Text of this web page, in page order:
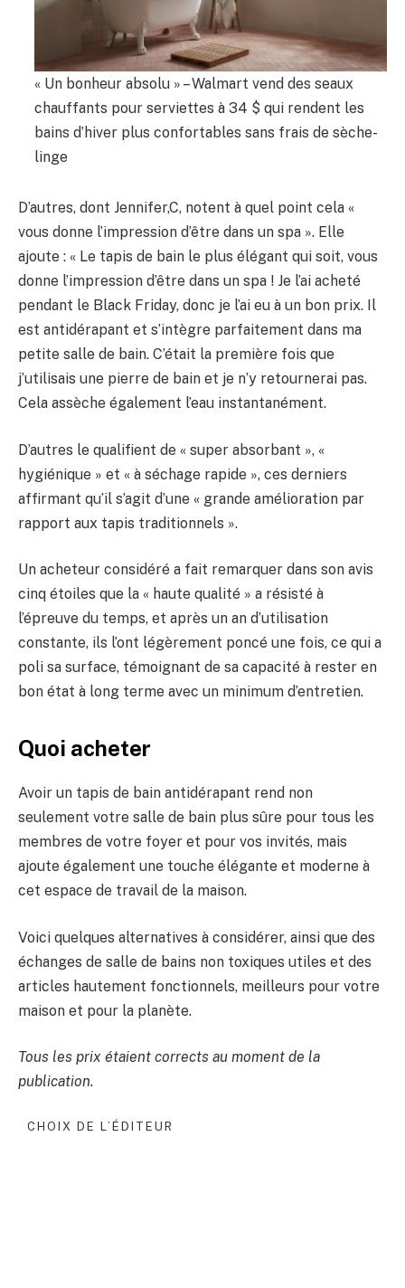
« Un bonheur absolu » – Walmart vend des seaux
chauffants pour serviettes à 34 $ qui rendent les
bains d’hiver plus confortables sans frais de sèche-
linge
D’autres, dont Jennifer,C, notent à quel point cela «
vous donne l’impression d’être dans un spa ». Elle
ajoute : « Le tapis de bain le plus élégant qui soit, vous
donne l’impression d’être dans un spa ! Je l’ai acheté
pendant le Black Friday, donc je l’ai eu à un bon prix. Il
est antidérapant et s’intègre parfaitement dans ma
petite salle de bain. C’était la première fois que
j’utilisais une pierre de bain et je n’y retournerai pas.
Cela assèche également l’eau instantanément.
D’autres le qualifient de « super absorbant », «
hygiénique » et « à séchage rapide », ces derniers
affirmant qu’il s’agit d’une « grande amélioration par
rapport aux tapis traditionnels ».
Un acheteur considéré a fait remarquer dans son avis
cinq étoiles que la « haute qualité » a résisté à
l’épreuve du temps, et après un an d’utilisation
constante, ils l’ont légèrement poncé une fois, ce qui a
poli sa surface, témoignant de sa capacité à rester en
bon état à long terme avec un minimum d’entretien.
Quoi acheter
Avoir un tapis de bain antidérapant rend non
seulement votre salle de bain plus sûre pour tous les
membres de votre foyer et pour vos invités, mais
ajoute également une touche élégante et moderne à
cet espace de travail de la maison.
Voici quelques alternatives à considérer, ainsi que des
échanges de salle de bains non toxiques utiles et des
articles hautement fonctionnels, meilleurs pour votre
maison et pour la planète.
Tous les prix étaient corrects au moment de la
publication.
CHOIX DE L’ÉDITEUR